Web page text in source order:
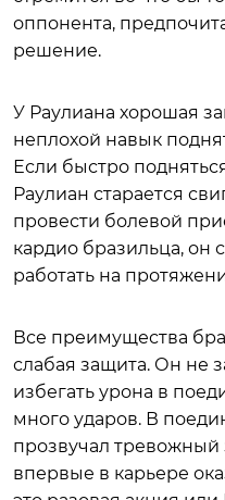
оппонента,
решение.
У Раулиана хорошая
неплохой навык
Если быстро
Раулиан старается
провести болевой
кардио бразильца, он
работать на
Все преимущества
слабая защита. Он не
избегать урона в
много ударов. В
прозвучал
впервые в карьере